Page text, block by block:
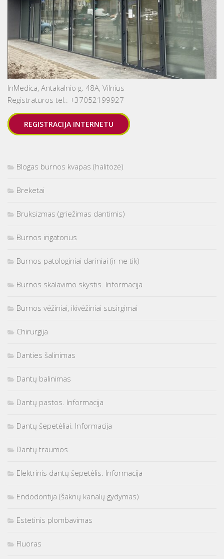
InMedica, Antakalnio g. 48A, Vilnius
Registratūros tel.: +37052199927
REGISTRACIJA INTERNETU
Blogas burnos kvapas (halitozė)
Breketai
Bruksizmas (griežimas dantimis)
Burnos irigatorius
Burnos patologiniai dariniai (ir ne tik)
Burnos skalavimo skystis. Informacija
Burnos vėžiniai, ikivėžiniai susirgimai
Chirurgija
Danties šalinimas
Dantų balinimas
Dantų pastos. Informacija
Dantų šepetėliai. Informacija
Dantų traumos
Elektrinis dantų šepetėlis. Informacija
Endodontija (šaknų kanalų gydymas)
Estetinis plombavimas
Fluoras